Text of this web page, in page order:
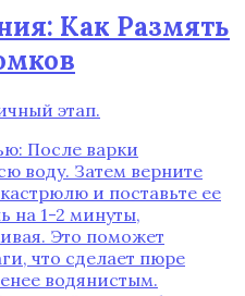
Как Размять
этап.
После варки
воду. Затем верните
и поставьте ее
на 1-2 минуты‚
Это поможет
что сделает пюре
водянистым.